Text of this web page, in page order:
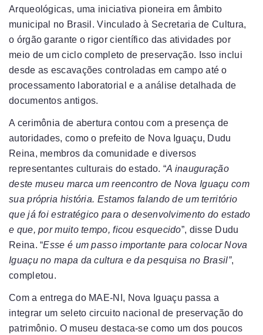
Arqueológicas, uma iniciativa pioneira em âmbito
municipal no Brasil. Vinculado à Secretaria de Cultura,
o órgão garante o rigor científico das atividades por
meio de um ciclo completo de preservação. Isso inclui
desde as escavações controladas em campo até o
processamento laboratorial e a análise detalhada de
documentos antigos.
A cerimônia de abertura contou com a presença de
autoridades, como o prefeito de Nova Iguaçu, Dudu
Reina, membros da comunidade e diversos
representantes culturais do estado. “A inauguração
deste museu marca um reencontro de Nova Iguaçu com
sua própria história. Estamos falando de um território
que já foi estratégico para o desenvolvimento do estado
e que, por muito tempo, ficou esquecido”, disse Dudu
Reina. “Esse é um passo importante para colocar Nova
Iguaçu no mapa da cultura e da pesquisa no Brasil”,
completou.
Com a entrega do MAE-NI, Nova Iguaçu passa a
integrar um seleto circuito nacional de preservação do
patrimônio. O museu destaca-se como um dos poucos